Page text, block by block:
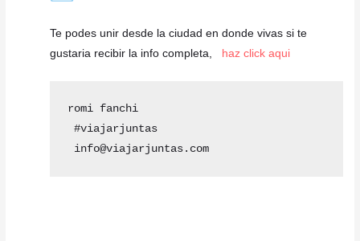
Te podes unir desde la ciudad en donde vivas si te
gustaria recibir la info completa,
haz click aqui
romi fanchi
info@viajarjuntas.com